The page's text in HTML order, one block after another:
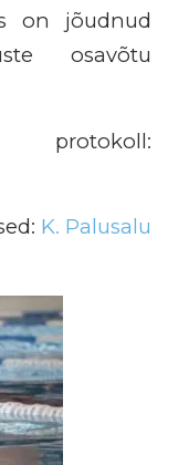
on jõudnud
osavõtu
protokoll:
K. Palusalu